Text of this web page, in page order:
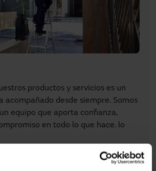
productos y servicios es un
acompañado desde siempre. Somos
equipo que aporta confianza,
en todo lo que hace. lo